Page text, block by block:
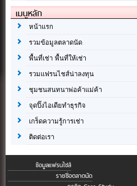
เมนูหลัก
หน้าแรก
รวมข้อมูลตลาดนัด
พื้นที่เช่า พื้นที่ให้เช่า
รวมแฟรนไชส์น่าลงทุน
ชุมชนสนทนาพ่อค้าแม่ค้า
จุดปิ๊งไอเดียทำธุรกิจ
เกร็ดความรู้การเช่า
ติดต่อเรา
ข้อมูลแฟรนไชส์
รายชื่อตลาดนัด